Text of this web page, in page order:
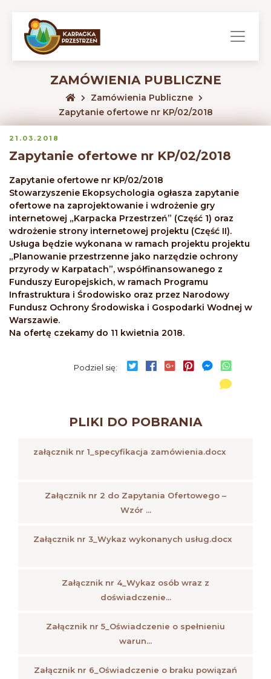
ZAMÓWIENIA PUBLICZNE
Zamówienia Publiczne
Zapytanie ofertowe nr KP/02/2018
21.03.2018
Zapytanie ofertowe nr KP/02/2018
Zapytanie ofertowe nr KP/02/2018
Stowarzyszenie Ekopsychologia ogłasza zapytanie
ofertowe na zaprojektowanie i wdrożenie gry
internetowej „Karpacka Przestrzeń” (Część 1) oraz
wdrożenie strony internetowej projektu (Część II).
Usługa będzie wykonana w ramach projektu projektu
„Planowanie przestrzenne jako narzędzie ochrony
przyrody w Karpatach”, współfinansowanego z
Funduszy Europejskich, w ramach Programu
Infrastruktura i Środowisko oraz przez Narodowy
Fundusz Ochrony Środowiska i Gospodarki Wodnej w
Warszawie.
Na ofertę czekamy do 11 kwietnia 2018.
Podziel się:
PLIKI DO POBRANIA
załącznik nr 1_specyfikacja zamówienia.docx
Załącznik nr 2 do Zapytania Ofertowego –
Wzór ...
Załącznik nr 3_Wykaz wykonanych usług.docx
Załącznik nr 4_Wykaz osób wraz z
doświadczenie...
Załącznik nr 5_Oświadczenie o spełnieniu
warun...
Załącznik nr 6_Oświadczenie o braku powiązań